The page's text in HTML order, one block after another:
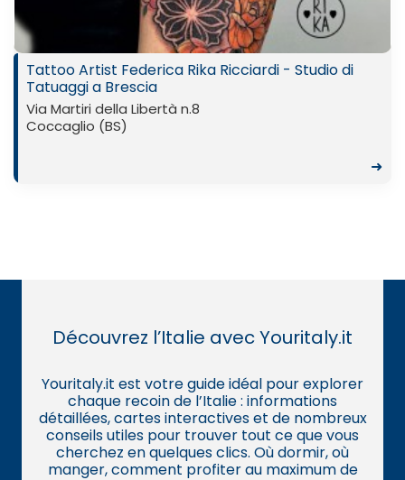
Tattoo Artist Federica Rika Ricciardi - Studio di
Tatuaggi a Brescia
Via Martiri della Libertà n.8
Coccaglio (BS)
➜
Découvrez l’Italie avec Youritaly.it
Youritaly.it est votre guide idéal pour explorer
chaque recoin de l’Italie : informations
détaillées, cartes interactives et de nombreux
conseils utiles pour trouver tout ce que vous
cherchez en quelques clics. Où dormir, où
manger, comment profiter au maximum de